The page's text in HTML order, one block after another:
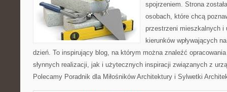
spojrzeniem. Strona
osobach, które chcą
przestrzeni mieszkalnych i
kierunków wpływających
dzień. To inspirujący blog, na którym można znaleźć
słynnych realizacji, jak i użytecznych inspiracji związanych z
Polecamy Poradnik dla Miłośników Architektury i Sylwetki